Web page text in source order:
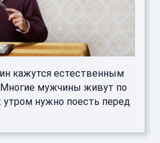
кажутся естественным
мужчины живут по
утром нужно поесть перед